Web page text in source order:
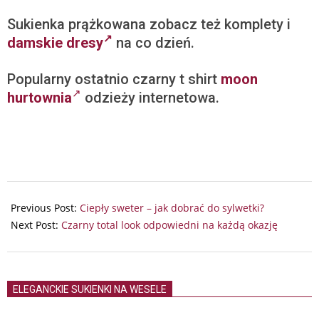
Sukienka prążkowana zobacz też komplety i
damskie dresy
na co dzień.
Popularny ostatnio czarny t shirt moon
hurtownia
odzieży internetowa.
01-
28
Previous Post: Ciepły sweter – jak dobrać do sylwetki?
Next Post: Czarny total look odpowiedni na każdą okazję
ELEGANCKIE SUKIENKI NA WESELE